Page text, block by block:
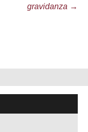
gravidanza →